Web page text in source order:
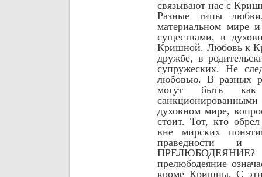
связывают нас с
Разные типы
материальном мире
существами, в
Кришной. Любовь к
дружбе, в
супружеских. Не
любовью. В разных
могут быть
духовном мире,
стоит. Тот, кто
вне мирских
праведности
прелюбодеяние
кроме Кришны. С